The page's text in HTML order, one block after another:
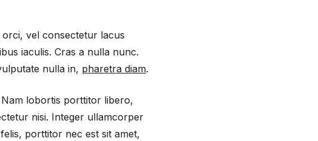
vel consectetur lacus
iaculis. Cras a nulla nunc.
nulla in, pharetra diam.
lobortis porttitor libero,
nisi. Integer ullamcorper
porttitor nec est sit amet,